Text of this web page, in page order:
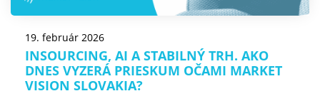
19. február 2026
INSOURCING, AI A STABILNÝ TRH. AKO
DNES VYZERÁ PRIESKUM OČAMI MARKET
VISION SLOVAKIA?